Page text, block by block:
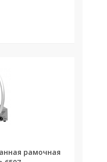
рамочная